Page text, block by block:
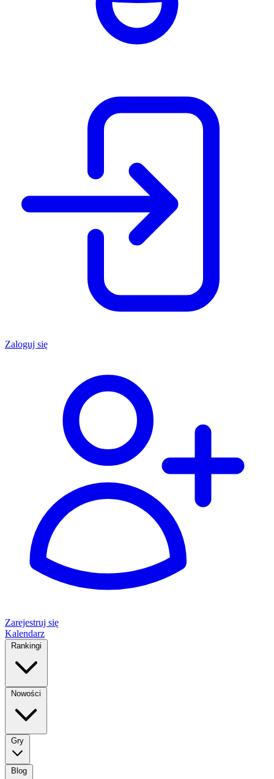
Zaloguj się
Zarejestruj się
Kalendarz
Rankingi
Nowości
Gry
Blog